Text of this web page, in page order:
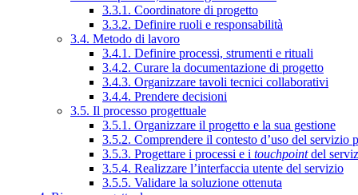
3.3.1. Coordinatore di progetto
3.3.2. Definire ruoli e responsabilità
3.4. Metodo di lavoro
3.4.1. Definire processi, strumenti e rituali
3.4.2. Curare la documentazione di progetto
3.4.3. Organizzare tavoli tecnici collaborativi
3.4.4. Prendere decisioni
3.5. Il processo progettuale
3.5.1. Organizzare il progetto e la sua gestione
3.5.2. Comprendere il contesto d’uso del servizio
3.5.3. Progettare i processi e i touchpointdel
3.5.4. Realizzare l’interfaccia utente del servizio
3.5.5. Validare la soluzione ottenuta